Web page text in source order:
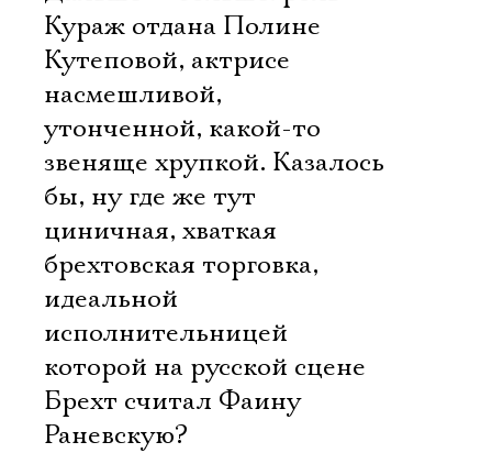
Кураж отдана Полине
Кутеповой, актрисе
насмешливой,
утонченной, какой-то
звеняще хрупкой. Казалось
бы, ну где же тут
циничная, хваткая
брехтовская торговка,
идеальной
исполнительницей
которой на русской сцене
Брехт считал Фаину
Раневскую?